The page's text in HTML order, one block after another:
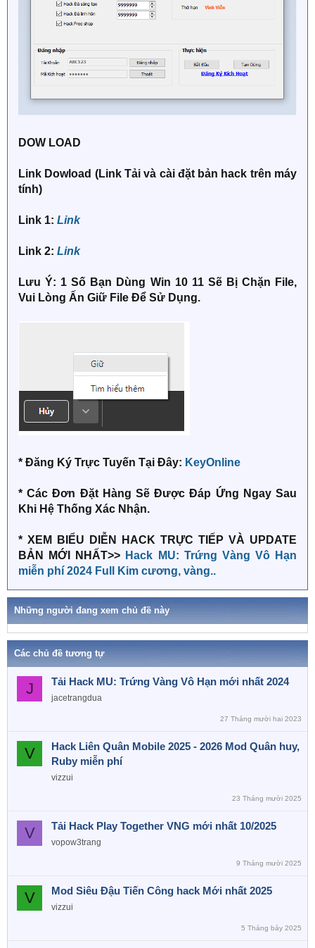
DOW LOAD
Link Dowload (Link Tải và cài đặt bản hack trên máy
tính)
Link 1: Link
Link 2: Link
Lưu Ý: 1 Số Bạn Dùng Win 10 11 Sẽ Bị Chặn File,
Vui Lòng Ấn Giữ File Để Sử Dụng.
* Đăng Ký Trực Tuyến Tại Đây: KeyOnline
* Các Đơn Đặt Hàng Sẽ Được Đáp Ứng Ngay Sau
Khi Hệ Thống Xác Nhận.
* XEM BIỂU DIỄN HACK TRỰC TIẾP VÀ UPDATE
BẢN MỚI NHẤT>> Hack MU: Trứng Vàng Vô Hạn
miễn phí 2024 Full Kim cương, vàng..
Những người đang xem chủ đề này
Các chủ đề tương tự
J Tải Hack MU: Trứng Vàng Vô Hạn mới nhất 2024
jacetrangdua
27 Tháng mười hai 2023
V
Hack Liên Quân Mobile 2025 - 2026 Mod Quân huy,
Ruby miễn phí
vizzui
23 Tháng mười 2025
V Tải Hack Play Together VNG mới nhất 10/2025
vopow3trang
9 Tháng mười 2025
V Mod Siêu Đậu Tiến Công hack Mới nhất 2025
vizzui
5 Tháng bảy 2025